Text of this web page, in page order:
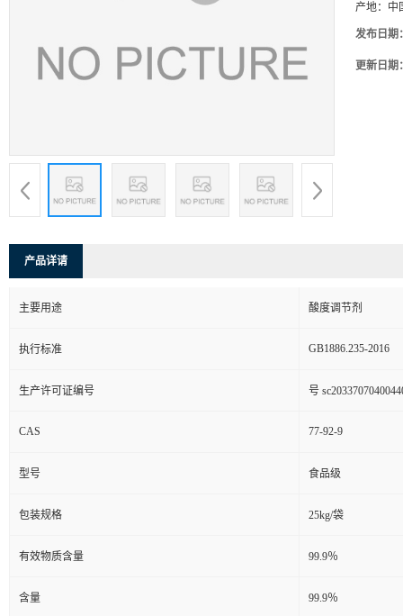
产地： 中
发布日期
更新日期
产品详请
主要用途 酸度调节剂
执行标准 GB1886.235-2016
生产许可证编号 号
CAS 77-92-9
型号 食品级
包装规格 25kg/袋
有效物质含量 99.9％
含量 99.9％